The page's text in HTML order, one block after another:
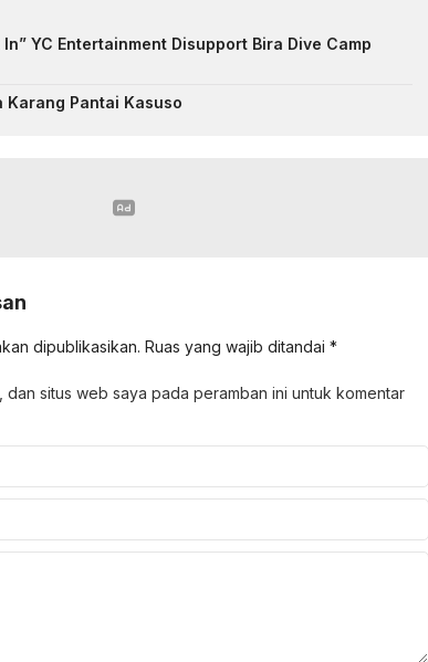
YC Entertainment Disupport Bira Dive Camp
Karang Pantai Kasuso
dipublikasikan. Ruas yang wajib ditandai *
dan situs web saya pada peramban ini untuk komentar